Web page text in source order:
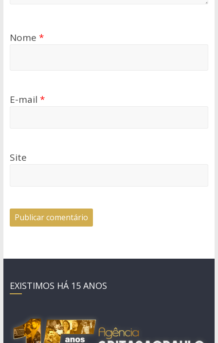
Nome *
E-mail *
Site
EXISTIMOS HÁ 15 ANOS